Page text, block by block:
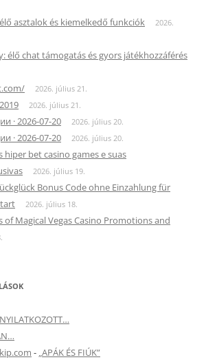
asztalok és kiemelkedő funkciók
2026.
élő chat támogatás és gyors játékhozzáférés
2026. július 21.
2026. július 21.
· 2026-07-20 2026. július 20.
· 2026-07-20 2026. július 20.
hiper bet casino games e suas
2026. július 19.
Bonus Code ohne Einzahlung für
2026. július 18.
of Magical Vegas Casino Promotions and
- „APÁK ÉS FIÚK”